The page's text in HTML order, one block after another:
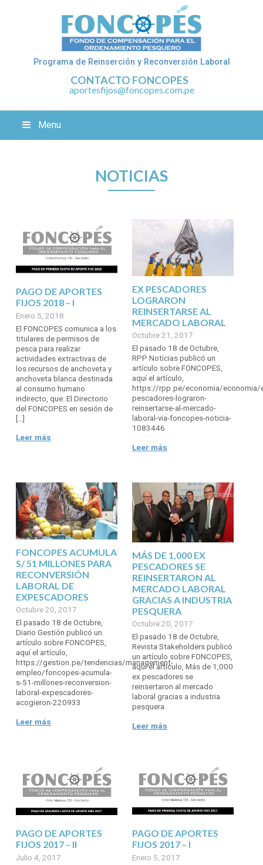
Programa de Reinserción y Reconversión Laboral
CONTACTO FONCOPES
aportesfijos@foncopes.com.pe
Menu
NOTICIAS
PAGO DE APORTES
FIJOS 2018 – I
Enero 5, 2018
El FONCOPES comunica a los
titulares de permisos de
pesca para realizar
actividades extractivas de
los recursos de anchoveta y
anchoveta blanca destinada
al consumo humano
indirecto, que: El Directorio
del FONCOPES en sesión de
[…]
Leer más
EX PESCADORES
LOGRARON
REINSERTARSE AL
MERCADO LABORAL
Octubre 21, 2017
El pasado 18 de Octubre,
RPP Noticias publicó un
artículo sobre FONCOPES,
aquí el artículo,
https://rpp.pe/economia/economia/
pescadores-lograron-
reinsertarse-al-mercado-
laboral-via-foncopes-noticia-
1083446
Leer más
FONCOPES ACUMULA
S/ 51 MILLONES PARA
RECONVERSIÓN
LABORAL DE
EXPESCADORES
Octubre 20, 2017
El pasado 18 de Octubre,
Diario Gestión publicó un
artículo sobre FONCOPES,
aquí el artículo,
https://gestion.pe/tendencias/management-
empleo/foncopes-acumula-
s-51-millones-reconversion-
laboral-expescadores-
acogieron-220933
Leer más
MÁS DE 1,000 EX
PESCADORES SE
REINSERTARON AL
MERCADO LABORAL
GRACIAS A INDUSTRIA
PESQUERA
Octubre 20, 2017
El pasado 18 de Octubre,
Revista Stakeholders publicó
un artículo sobre FONCOPES,
aquí el artículo, Más de 1,000
ex pescadores se
reinsertaron al mercado
laboral gracias a industria
pesquera
Leer más
PAGO DE APORTES
FIJOS 2017 – II
Julio 4, 2017
PAGO DE APORTES
FIJOS 2017 – I
Enero 5, 2017